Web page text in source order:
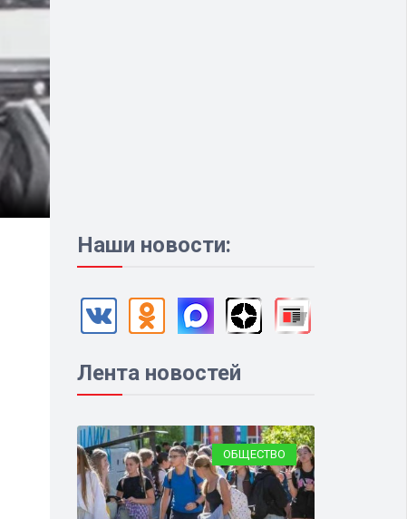
Наши новости:
Лента новостей
ОБЩЕСТВО